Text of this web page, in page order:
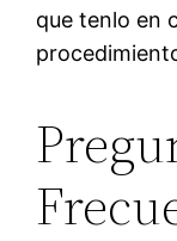
que tenlo en